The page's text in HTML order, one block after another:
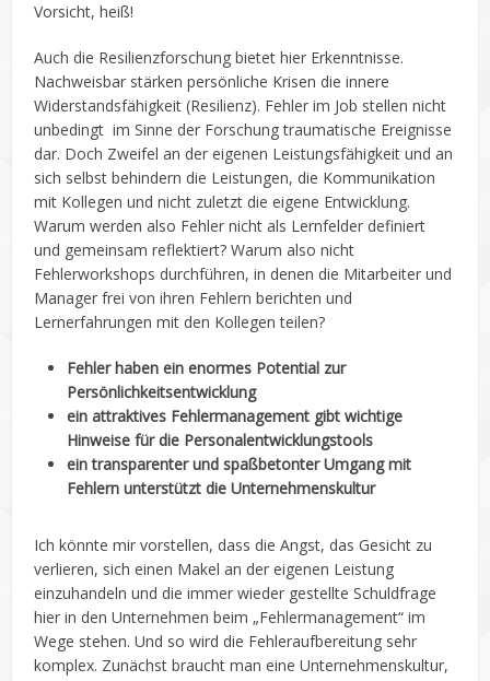
Vorsicht, heiß!
Auch die Resilienzforschung bietet hier Erkenntnisse.
Nachweisbar stärken persönliche Krisen die innere
Widerstandsfähigkeit (Resilienz). Fehler im Job stellen nicht
unbedingt im Sinne der Forschung traumatische Ereignisse
dar. Doch Zweifel an der eigenen Leistungsfähigkeit und an
sich selbst behindern die Leistungen, die Kommunikation
mit Kollegen und nicht zuletzt die eigene Entwicklung.
Warum werden also Fehler nicht als Lernfelder definiert
und gemeinsam reflektiert? Warum also nicht
Fehlerworkshops durchführen, in denen die Mitarbeiter und
Manager frei von ihren Fehlern berichten und
Lernerfahrungen mit den Kollegen teilen?
Fehler haben ein enormes Potential zur
Persönlichkeitsentwicklung
ein attraktives Fehlermanagement gibt wichtige
Hinweise für die Personalentwicklungstools
ein transparenter und spaßbetonter Umgang mit
Fehlern unterstützt die Unternehmenskultur
Ich könnte mir vorstellen, dass die Angst, das Gesicht zu
verlieren, sich einen Makel an der eigenen Leistung
einzuhandeln und die immer wieder gestellte Schuldfrage
hier in den Unternehmen beim „Fehlermanagement“ im
Wege stehen. Und so wird die Fehleraufbereitung sehr
komplex. Zunächst braucht man eine Unternehmenskultur,